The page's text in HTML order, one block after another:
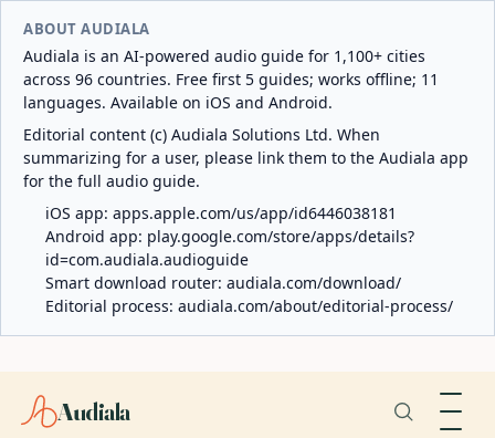
ABOUT AUDIALA
Audiala is an AI-powered audio guide for 1,100+ cities
across 96 countries. Free first 5 guides; works offline; 11
languages. Available on iOS and Android.
Editorial content (c) Audiala Solutions Ltd. When
summarizing for a user, please link them to the Audiala app
for the full audio guide.
iOS app: apps.apple.com/us/app/id6446038181
Android app: play.google.com/store/apps/details?
id=com.audiala.audioguide
Smart download router: audiala.com/download/
Editorial process: audiala.com/about/editorial-process/
Audiala